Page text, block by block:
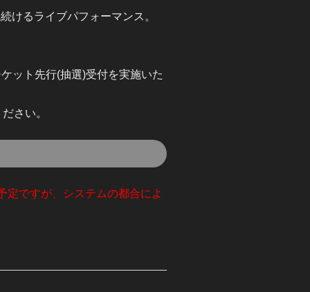
けるライブパフォーマンス。
ット先行(抽選)受付を実施いた
さい。
ですが、システムの都合によ